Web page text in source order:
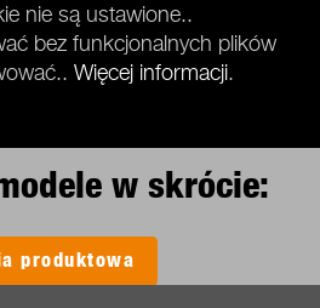
nie są ustawione..
bez funkcjonalnych plików
Więcej informacji.
w skrócie:
produktowa